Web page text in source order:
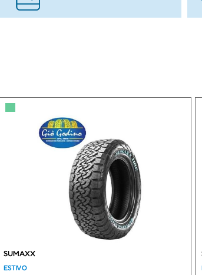
▀
SUMAXX
ESTIVO